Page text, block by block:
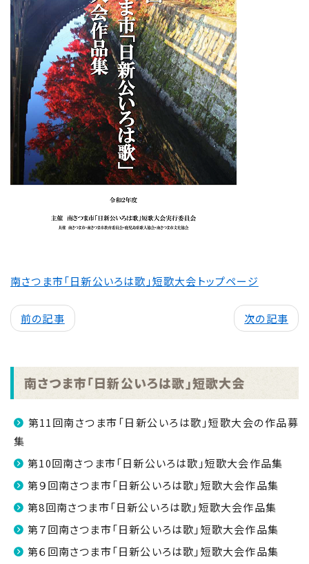
南さつま市「日新公いろは歌」短歌大会トップページ
前の記事 次の記事
南さつま市「日新公いろは歌」短歌大会
第11回南さつま市「日新公いろは歌」短歌大会の作品募
集
第10回南さつま市「日新公いろは歌」短歌大会作品集
第９回南さつま市「日新公いろは歌」短歌大会作品集
第8回南さつま市「日新公いろは歌」短歌大会作品集
第７回南さつま市「日新公いろは歌」短歌大会作品集
第６回南さつま市「日新公いろは歌」短歌大会作品集